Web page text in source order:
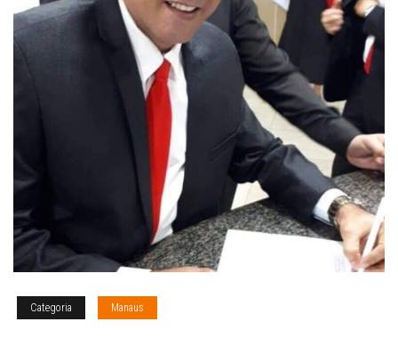
Categoria Manaus